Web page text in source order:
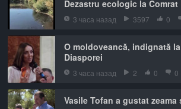
Dezastru ecologic la Comrat
3 часа назад 3597 0
O moldoveancă, indignată
Diasporei
3 часа назад 2 0 0
Vasile Tofan a gustat